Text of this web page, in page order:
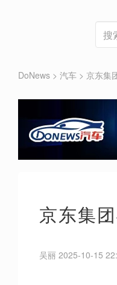
DoNews > 汽车 > 京东集
京东集
吴丽 2025-10-15